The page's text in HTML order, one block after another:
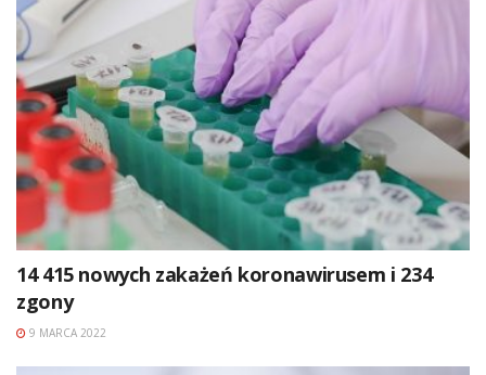
14 415 nowych zakażeń koronawirusem i 234
zgony
9 MARCA 2022